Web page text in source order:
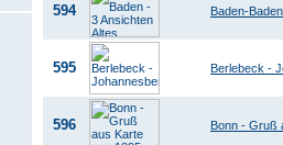
594 Baden-
595 Berlebeck -
596 Bonn - Gruß